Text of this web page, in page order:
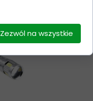
Zezwól na wszystkie